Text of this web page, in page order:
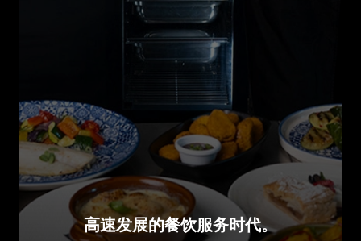
高速发展的餐饮服务时代。